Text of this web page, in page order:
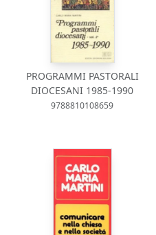
PROGRAMMI PASTORALI
DIOCESANI 1985-1990
9788810108659